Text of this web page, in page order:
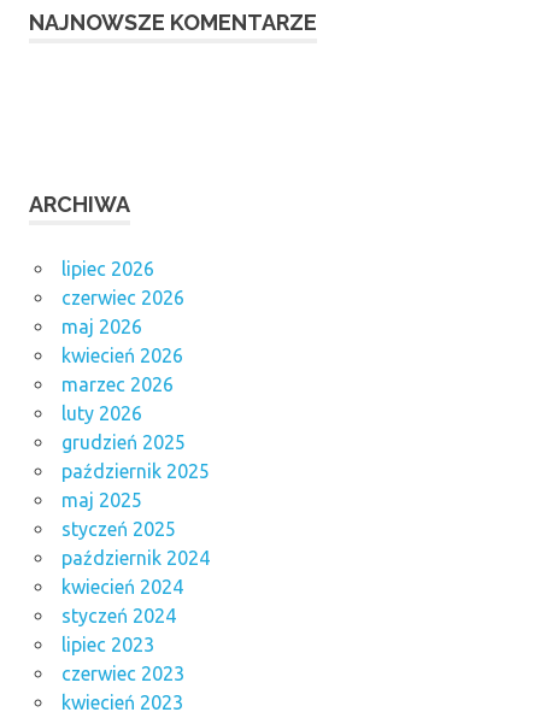
NAJNOWSZE KOMENTARZE
ARCHIWA
lipiec 2026
czerwiec 2026
maj 2026
kwiecień 2026
marzec 2026
luty 2026
grudzień 2025
październik 2025
maj 2025
styczeń 2025
październik 2024
kwiecień 2024
styczeń 2024
lipiec 2023
czerwiec 2023
kwiecień 2023